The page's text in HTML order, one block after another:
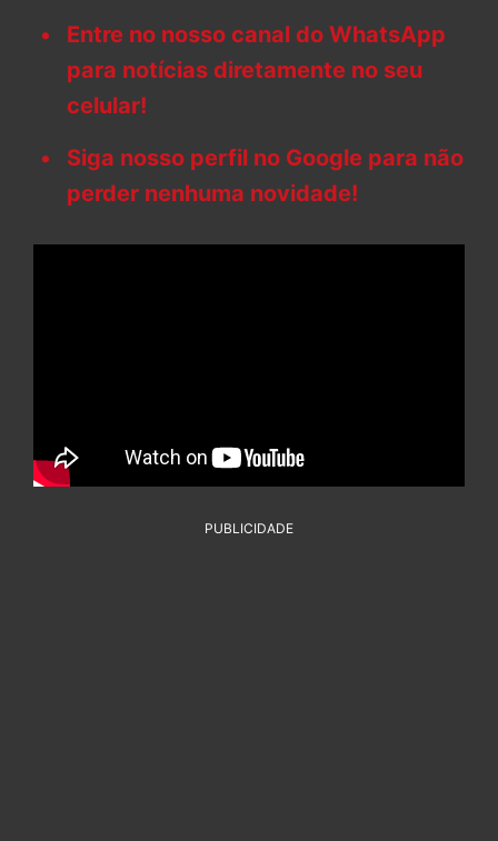
Entre no nosso canal do WhatsApp
para notícias diretamente no seu
celular!
Siga nosso perfil no Google para não
perder nenhuma novidade!
PUBLICIDADE